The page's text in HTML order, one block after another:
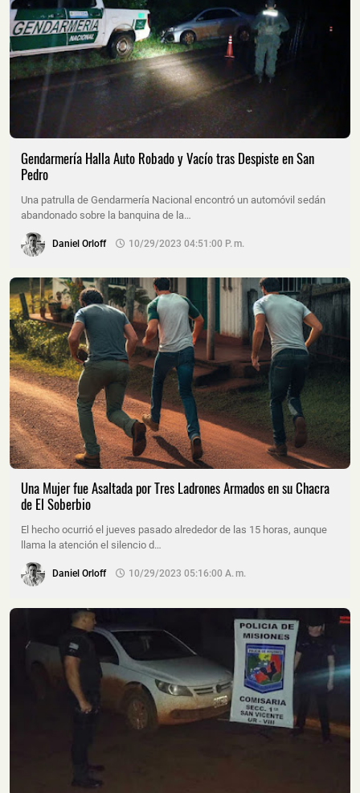
Gendarmería Halla Auto Robado y Vacío tras Despiste en San
Pedro
Una patrulla de Gendarmería Nacional encontró un automóvil sedán
abandonado sobre la banquina de la…
Daniel Orloff 10/29/2023 04:51:00 P. M.
Una Mujer fue Asaltada por Tres Ladrones Armados en su Chacra
de El Soberbio
El hecho ocurrió el jueves pasado alrededor de las 15 horas, aunque
llama la atención el silencio d…
Daniel Orloff 10/29/2023 05:16:00 A. M.